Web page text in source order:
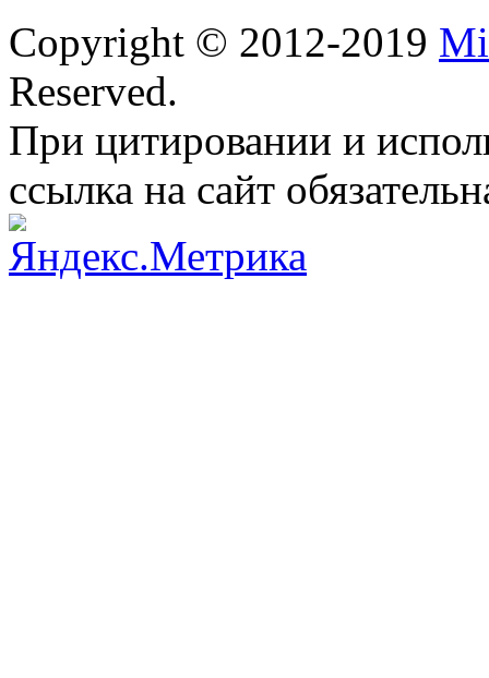
Copyright © 2012-2019
Reserved.
При цитировании и
ссылка на сайт